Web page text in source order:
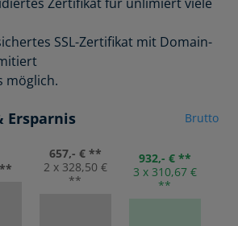
SSL-Zertifikat mit Domain-
möglich.
Ersparnis Brutto
657,- € **
2 x 328,50 €
**
932,- € **
3 x 310,67 €
**